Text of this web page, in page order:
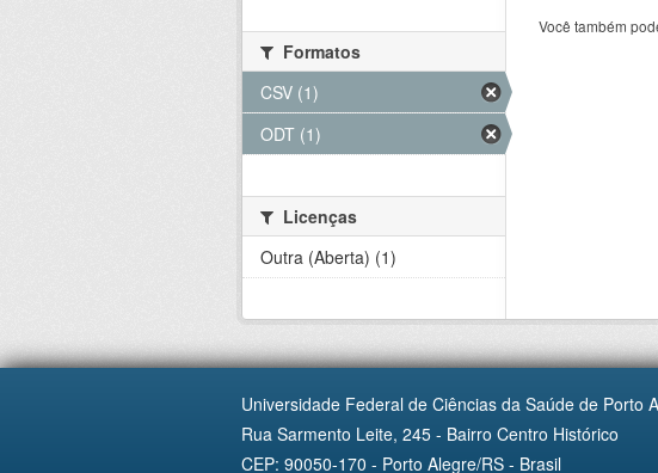
Você também
Formatos
CSV (1)
ODT (1)
Licenças
Outra (Aberta) (1)
Universidade Federal de Ciências da Saúde de Porto
Rua Sarmento Leite, 245 - Bairro Centro Histórico
CEP: 90050-170 - Porto Alegre/RS - Brasil